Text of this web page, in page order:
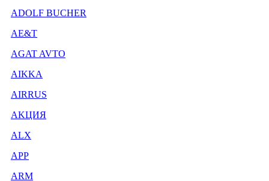
ADOLF BUCHER
AE&T
AGAT AVTO
AIKKA
AIRRUS
AKЦИЯ
ALX
APP
ARM